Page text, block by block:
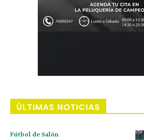
ÚLTIMAS NOTICIAS
Fútbol de Salón